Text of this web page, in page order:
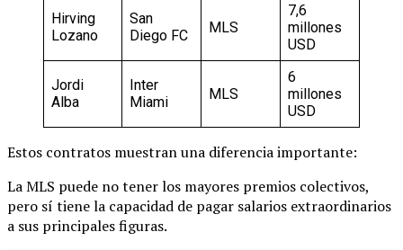
Hirving
Lozano
San
Diego FC
MLS
7,6
millones
USD
Jordi
Alba
Inter
Miami
MLS
6
millones
USD
Estos contratos muestran una diferencia importante:
La MLS puede no tener los mayores premios colectivos,
pero sí tiene la capacidad de pagar salarios extraordinarios
a sus principales figuras.